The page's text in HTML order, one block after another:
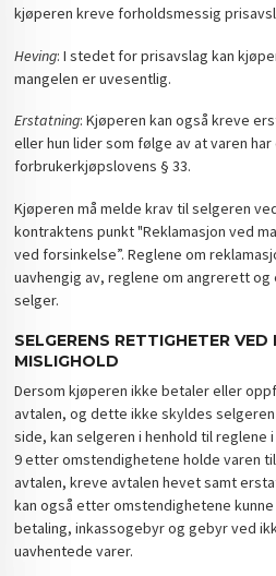
kjøperen kreve forholdsmessig
Heving: I stedet for prisavslag kan
mangelen er uvesentlig.
Erstatning: Kjøperen kan også kreve
eller hun lider som følge av at varen har
forbrukerkjøpslovens § 33.
Kjøperen må melde krav til selgeren
kontraktens punkt "Reklamasjon ved
ved forsinkelse”. Reglene om
uavhengig av, reglene om angrerett
selger.
SELGERENS RETTIGHETER VED
MISLIGHOLD
Dersom kjøperen ikke betaler eller
avtalen, og dette ikke skyldes
side, kan selgeren i henhold til
9 etter omstendighetene holde varen
avtalen, kreve avtalen hevet samt
kan også etter omstendighetene
betaling, inkassogebyr og gebyr ved
uavhentede varer.